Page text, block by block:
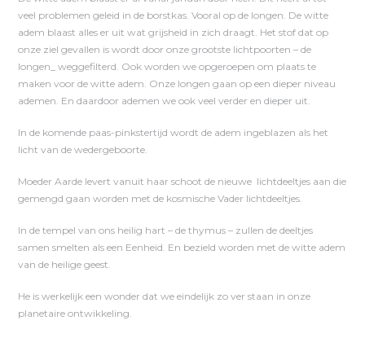
veel problemen geleid in de borstkas. Vooral op de longen. De witte
adem blaast alles er uit wat grijsheid in zich draagt. Het stof dat op
onze ziel gevallen is wordt door onze grootste lichtpoorten – de
longen_ weggefilterd. Ook worden we opgeroepen om plaats te
maken voor de witte adem. Onze longen gaan op een dieper niveau
ademen. En daardoor ademen we ook veel verder en dieper uit.
In de komende paas-pinkstertijd wordt de adem ingeblazen als het
licht van de wedergeboorte.
Moeder Aarde levert vanuit haar schoot de nieuwe lichtdeeltjes aan die
gemengd gaan worden met de kosmische Vader lichtdeeltjes.
In de tempel van ons heilig hart – de thymus – zullen de deeltjes
samen smelten als een Eenheid. En bezield worden met de witte adem
van de heilige geest.
He is werkelijk een wonder dat we eindelijk zo ver staan in onze
planetaire ontwikkeling.